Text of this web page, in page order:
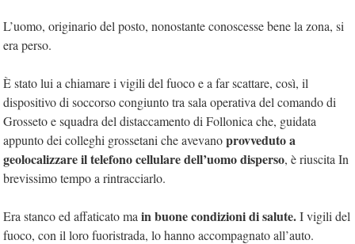
L’uomo, originario del posto, nonostante conoscesse bene la zona, si
era perso.
È stato lui a chiamare i vigili del fuoco e a far scattare, così, il
dispositivo di soccorso congiunto tra sala operativa del comando di
Grosseto e squadra del distaccamento di Follonica che, guidata
appunto dei colleghi grossetani che avevanoprovveduto a
geolocalizzare il telefono cellulare dell’uomo disperso, è riuscita In
brevissimo tempo a rintracciarlo.
Era stanco ed affaticato ma in buone condizioni di salute.I vigili del
fuoco, con il loro fuoristrada, lo hanno accompagnato all’auto.